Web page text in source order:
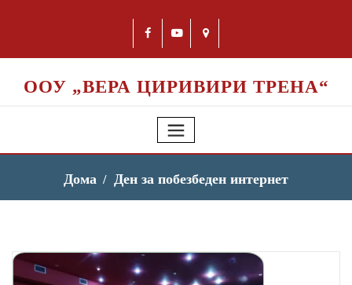
ООУ „ВЕРА ЦИРИВИРИ ТРЕНА“
Дома Ден за побезбеден интернет